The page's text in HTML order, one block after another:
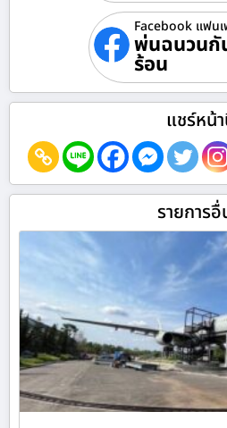
Facebook แฟน
พ่นฉนวนกั
ร้อน
แชร์หน้
รายการ